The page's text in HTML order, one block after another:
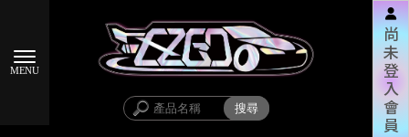
尚
未
登
入
會
員